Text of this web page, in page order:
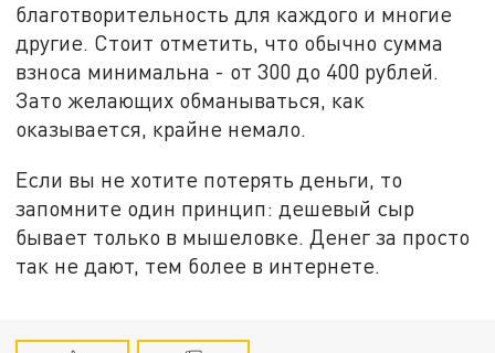
благотворительность для каждого и многие
другие. Стоит отметить, что обычно сумма
взноса минимальна - от 300 до 400 рублей.
Зато желающих обманываться, как
оказывается, крайне немало.
Если вы не хотите потерять деньги, то
запомните один принцип: дешевый сыр
бывает только в мышеловке. Денег за просто
так не дают, тем более в интернете.